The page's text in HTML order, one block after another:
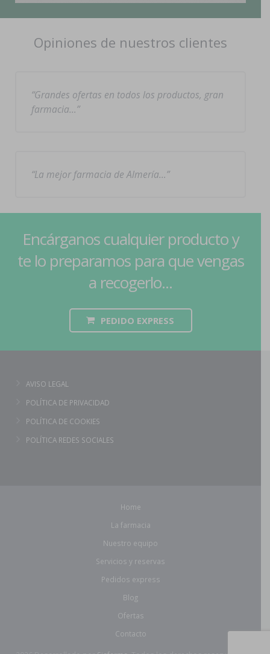
Opiniones de nuestros clientes
Grandes ofertas en todos los productos, gran
farmacia…
La mejor farmacia de Almería…
Encárganos cualquier producto y
te lo preparamos para que vengas
a recogerlo...
PEDIDO EXPRESS
AVISO LEGAL
POLÍTICA DE PRIVACIDAD
POLÍTICA DE COOKIES
POLÍTICA REDES SOCIALES
Home
La farmacia
Nuestro equipo
Servicios y reservas
Pedidos express
Blog
Ofertas
Contacto